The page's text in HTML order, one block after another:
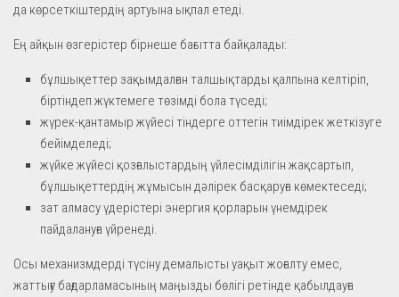
да көрсеткіштердің артуына ықпал етеді.
Ең айқын өзгерістер бірнеше бағытта байқалады:
бұлшықеттер зақымдалған талшықтарды қалпына келтіріп,
біртіндеп жүктемеге төзімді бола түседі;
жүрек-қантамыр жүйесі тіндерге оттегін тиімдірек жеткізуге
бейімделеді;
жүйке жүйесі қозғалыстардың үйлесімділігін жақсартып,
бұлшықеттердің жұмысын дәлірек басқаруға көмектеседі;
зат алмасу үдерістері энергия қорларын үнемдірек
пайдалануға үйренеді.
Осы механизмдерді түсіну демалысты уақыт жоғалту емес,
жаттығу бағдарламасының маңызды бөлігі ретінде қабылдауға